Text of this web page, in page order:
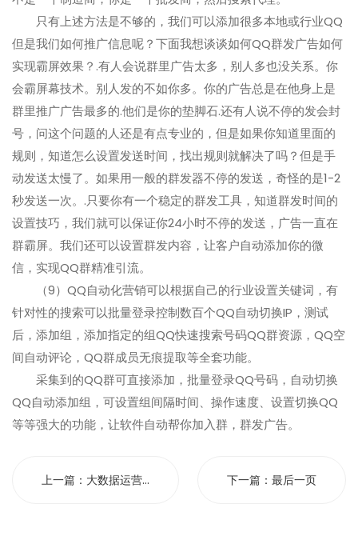
只有上述方法是不够的，我们可以添加很多本地或行业QQ
但是我们如何推广信息呢？下面我想谈谈如何QQ群发广告如何
实现霸屏效果？.有人会说群里广告太多，别人多也没关系。你
会霸屏幕技术。别人发的不如你多。你的广告总是在他身上是
群里推广广告最多的.他们是你的垫脚石.还有人说不停的发会封
号，问这个问题的人还是有点专业的，但是如果你知道里面的
规则，知道怎么设置发送时间，找出规则就解决了吗？但是手
动发送太慢了。如果用一般的群发器不停的发送，奇怪的是1-2
秒发送一次。.只要你有一个稳定的群发工具，知道群发时间的
设置技巧，我们就可以保证你24小时不停的发送，广告一直在
群霸屏。我们还可以设置群发内容，让客户自动添加你的微
信，实现QQ群精准引流。
（9）QQ自动化营销可以根据自己的行业设置关键词，有
针对性的搜索可以批量登录控制数百个QQ自动切换IP，测试
后，添加组，添加指定的组QQ快速搜索号码QQ群资源，QQ空
间自动评论，QQ群成员无痕提取等全套功能。
采集到的QQ群可直接添加，批量登录QQ号码，自动切换
QQ自动添加组，可设置组间隔时间、操作速度、设置切换QQ
等等强大的功能，让软件自动帮你加入群，群发广告。
上一篇： 大数据运营... 下一篇： 最后一页